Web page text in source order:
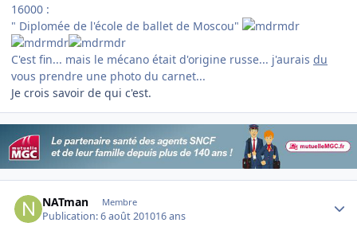
16000 :
" Diplomée de l'école de ballet de Moscou"
C'est fin... mais le mécano était d'origine russe... j'aurais du
vous prendre une photo du carnet...
Je crois savoir de qui c'est.
NATman Membre
Publication:6 août 201016 ans